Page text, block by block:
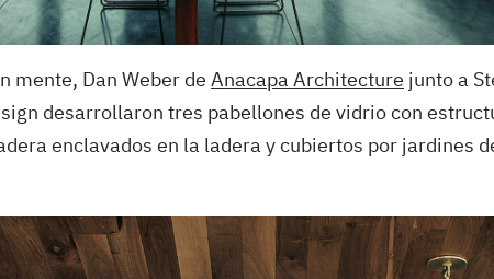
mente, Dan Weber de Anacapa Architecture junto a
desarrollaron tres pabellones de vidrio con
enclavados en la ladera y cubiertos por jardines